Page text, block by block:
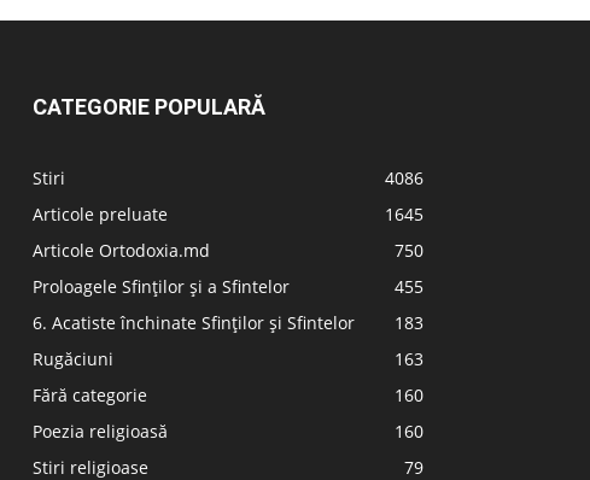
CATEGORIE POPULARĂ
Stiri
4086
Articole preluate
1645
Articole Ortodoxia.md
750
Proloagele Sfinților și a Sfintelor
455
6. Acatiste închinate Sfinților și Sfintelor
183
Rugăciuni
163
Fără categorie
160
Poezia religioasă
160
Stiri religioase
79